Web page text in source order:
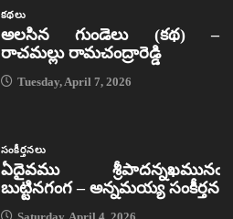
కథలు
అలసిన గుండెలు (కథ) –
రాచమల్లు రామచంద్రారెడ్డి
Tuesday, April 7, 2026
సంకీర్తనలు
ఏదైవము శ్రీపాదన్నఖమునఁ
బుట్టినగంగ – అన్నమయ్య సంకీర్తన